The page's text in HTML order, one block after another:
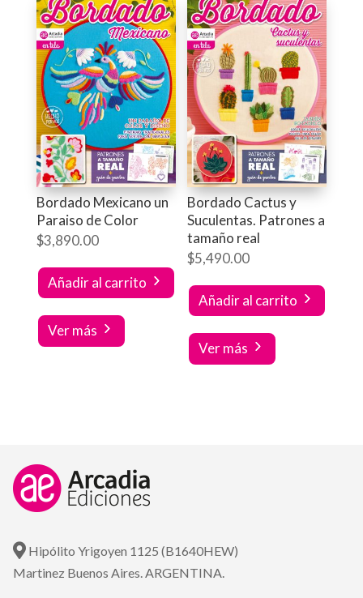
Bordado Mexicano un
Paraiso de Color
$3,890.00
Añadir al carrito
Ver más
Bordado Cactus y
Suculentas. Patrones a
tamaño real
$5,490.00
Añadir al carrito
Ver más
Hipólito Yrigoyen 1125 (B1640HEW)
Martinez Buenos Aires. ARGENTINA.